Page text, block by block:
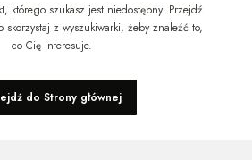
którego szukasz jest niedostępny. Przejdź
skorzystaj z wyszukiwarki, żeby znaleźć to,
co Cię interesuje.
do Strony głównej